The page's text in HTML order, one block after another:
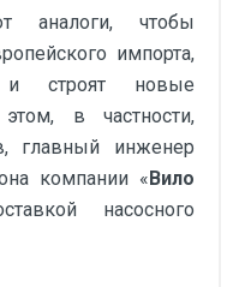
аналоги, чтобы
импорта,
и строят новые
в частности,
главный инженер
компании «Вило
насосного